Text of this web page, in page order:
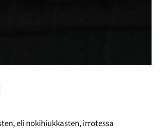
eli nokihiukkasten, irrotessa